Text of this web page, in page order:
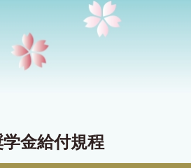
学金給付規程